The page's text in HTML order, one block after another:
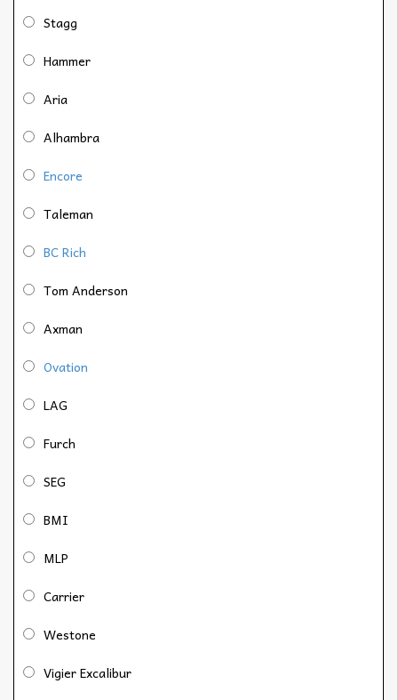
Stagg
Hammer
Aria
Alhambra
Encore
Taleman
BC Rich
Tom Anderson
Axman
Ovation
LAG
Furch
SEG
BMI
MLP
Carrier
Westone
Vigier Excalibur